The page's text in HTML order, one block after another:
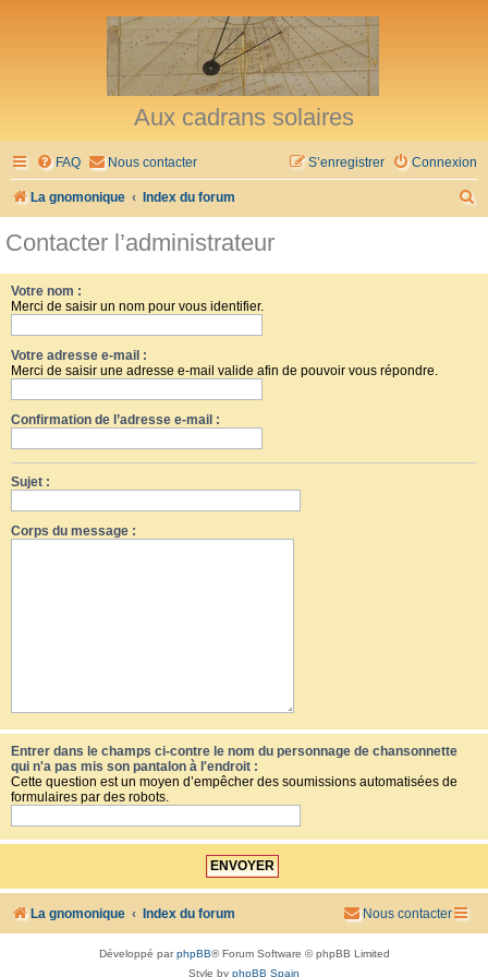
Aux cadrans solaires
FAQ Nous contacter Connexion
S’enregistrer
La gnomonique Index du forum
Contacter l’administrateur
Votre nom :
Merci de saisir un nom pour vous identifier.
Votre adresse e-mail :
Merci de saisir une adresse e-mail valide afin de pouvoir vous répondre.
Confirmation de l’adresse e-mail :
Sujet :
Corps du message :
Entrer dans le champs ci-contre le nom du personnage de chansonnette
qui n'a pas mis son pantalon à l'endroit :
Cette question est un moyen d’empêcher des soumissions automatisées de
formulaires par des robots.
La gnomonique Index du forum Nous contacter
Développé parphpBB® Forum Software © phpBB Limited
Style by phpBB Spain